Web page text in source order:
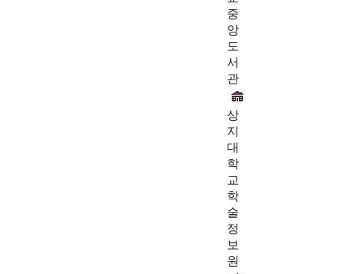
중
앙
도
서
관
상
지
대
학
교
학
술
정
보
원